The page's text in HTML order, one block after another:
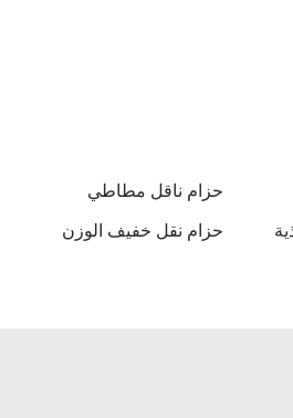
حزام ناقل مطاطي
حزام نقل خفيف الوزن